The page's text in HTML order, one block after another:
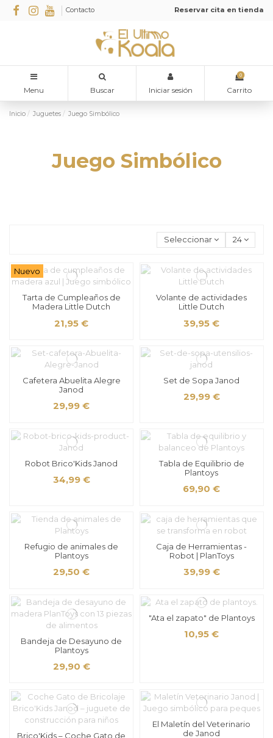
Contacto Reservar cita en tienda
Menu Buscar Iniciar sesión
0
Carrito
Inicio Juguetes Juego Simbólico
Juego Simbólico
Seleccionar 24
Nuevo
Tarta de Cumpleaños de
Madera Little Dutch
21,95 €
Volante de actividades
Little Dutch
39,95 €
Cafetera Abuelita Alegre
Janod
29,99 €
Set de Sopa Janod
29,99 €
Robot Brico'Kids Janod
34,99 €
Tabla de Equilibrio de
Plantoys
69,90 €
Refugio de animales de
Plantoys
29,50 €
Caja de Herramientas -
Robot | PlanToys
39,99 €
Bandeja de Desayuno de
Plantoys
29,90 €
"Ata el zapato" de Plantoys
10,95 €
Brico'Kids – Coche Gato de
El Maletín del Veterinario
de Janod